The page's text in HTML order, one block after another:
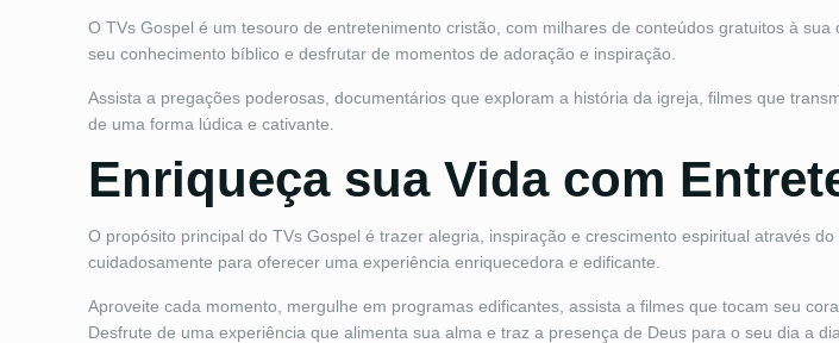
O TVs Gospel é um tesouro de entretenimento cristão, com milhares de conteúdos gratuitos à
seu conhecimento bíblico e desfrutar de momentos de adoração e inspiração.
Assista a pregações poderosas, documentários que exploram a história da igreja, filmes que
de uma forma lúdica e cativante.
Enriqueça sua Vida com
O propósito principal do TVs Gospel é trazer alegria, inspiração e crescimento espiritual através
cuidadosamente para oferecer uma experiência enriquecedora e edificante.
Aproveite cada momento, mergulhe em programas edificantes, assista a filmes que tocam seu
Desfrute de uma experiência que alimenta sua alma e traz a presença de Deus para o seu dia a dia.